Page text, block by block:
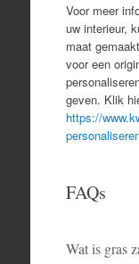
Voor meer
uw interieur,
maat
voor een
geven. Klik
https://
FAQs
Wat is gras